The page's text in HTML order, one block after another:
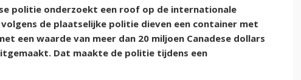
politie onderzoekt een roof op de internationale
de plaatselijke politie dieven een container met
een waarde van meer dan 20 miljoen Canadese dollars
Dat maakte de politie tijdens een